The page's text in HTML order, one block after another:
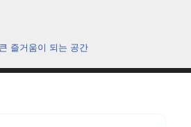
즐거움이 되는 공간